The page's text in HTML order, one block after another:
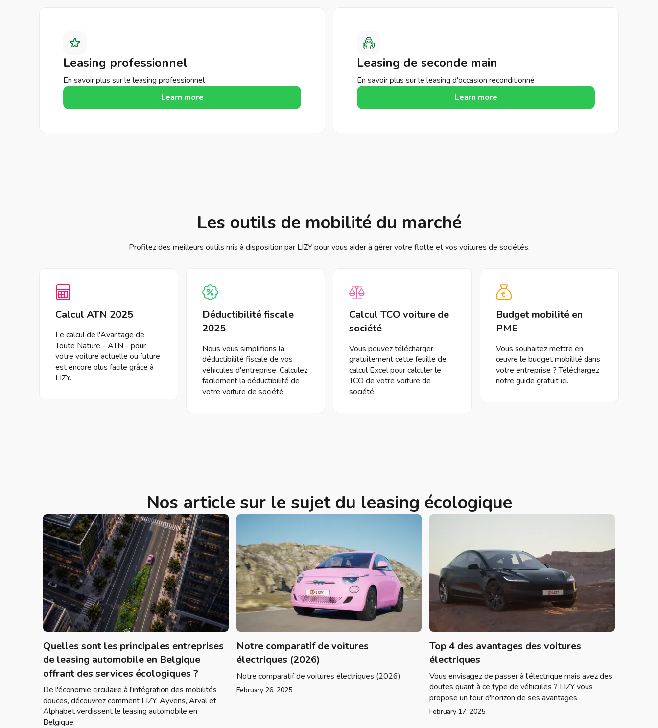
Leasing professionnel
En savoir plus sur le leasing professionnel
Learn more
Leasing de seconde main
En savoir plus sur le leasing d'occasion reconditionné
Learn more
Les outils de mobilité du marché
Profitez des meilleurs outils mis à disposition par LIZY pour vous aider à gérer votre flotte et vos voitures de sociétés.
Calcul ATN 2025
Le calcul de l'Avantage de
Toute Nature - ATN - pour
votre voiture actuelle ou future
est encore plus facile grâce à
LIZY.
Déductibilité fiscale
2025
Nous vous simplifions la
déductibilité fiscale de vos
véhicules d'entreprise. Calculez
facilement la déductibilité de
votre voiture de société.
Calcul TCO voiture de
société
Vous pouvez télécharger
gratuitement cette feuille de
calcul Excel pour calculer le
TCO de votre voiture de
société.
Budget mobilité en
PME
Vous souhaitez mettre en
œuvre le budget mobilité dans
votre entreprise ? Téléchargez
notre guide gratuit ici.
Nos article sur le sujet du leasing écologique
Quelles sont les principales entreprises
de leasing automobile en Belgique
offrant des services écologiques ?
De l'économie circulaire à l'intégration des mobilités
douces, découvrez comment LIZY, Ayvens, Arval et
Alphabet verdissent le leasing automobile en
Belgique.
Notre comparatif de voitures
électriques (2026)
Notre comparatif de voitures électriques (2026)
February 26, 2025
Top 4 des avantages des voitures
électriques
Vous envisagez de passer à l'électrique mais avez des
doutes quant à ce type de véhicules ? LIZY vous
propose un tour d'horizon de ses avantages.
February 17, 2025